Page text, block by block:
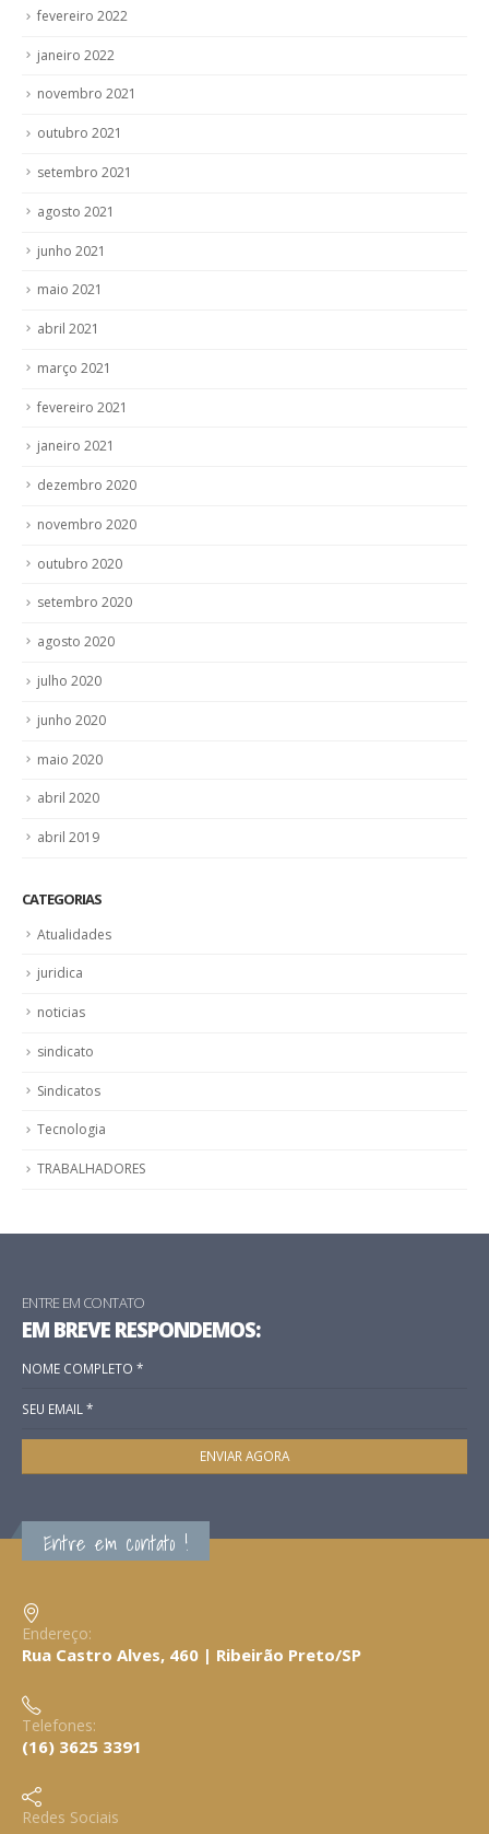
fevereiro 2022
janeiro 2022
novembro 2021
outubro 2021
setembro 2021
agosto 2021
junho 2021
maio 2021
abril 2021
março 2021
fevereiro 2021
janeiro 2021
dezembro 2020
novembro 2020
outubro 2020
setembro 2020
agosto 2020
julho 2020
junho 2020
maio 2020
abril 2020
abril 2019
CATEGORIAS
Atualidades
juridica
noticias
sindicato
Sindicatos
Tecnologia
TRABALHADORES
ENTRE EM CONTATO
EM BREVE RESPONDEMOS:
Entre em contato !
Endereço:
Rua Castro Alves, 460 | Ribeirão Preto/SP
Telefones:
(16) 3625 3391
Redes Sociais